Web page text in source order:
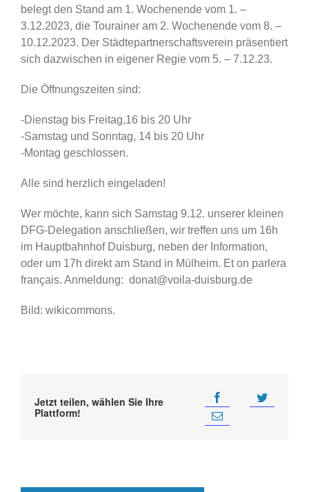
belegt den Stand am 1. Wochenende vom 1. –
3.12.2023, die Tourainer am 2. Wochenende vom 8. –
10.12.2023. Der Städtepartnerschaftsverein präsentiert
sich dazwischen in eigener Regie vom 5. – 7.12.23.
Die Öffnungszeiten sind:
-Dienstag bis Freitag,16 bis 20 Uhr
-Samstag und Sonntag, 14 bis 20 Uhr
-Montag geschlossen.
Alle sind herzlich eingeladen!
Wer möchte, kann sich Samstag 9.12. unserer kleinen
DFG-Delegation anschließen, wir treffen uns um 16h
im Hauptbahnhof Duisburg, neben der Information,
oder um 17h direkt am Stand in Mülheim. Et on parlera
français. Anmeldung: donat@voila-duisburg.de
Bild: wikicommons.
Jetzt teilen, wählen Sie Ihre
Plattform!